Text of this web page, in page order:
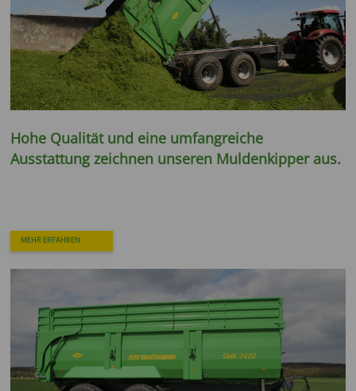
Hohe Qualität und eine umfangreiche
Ausstattung zeichnen unseren Muldenkipper aus.
MEHR ERFAHREN